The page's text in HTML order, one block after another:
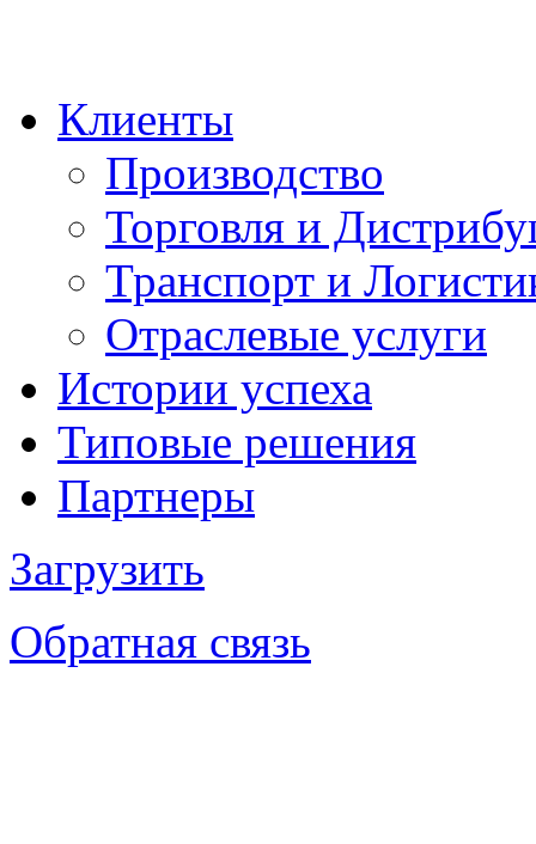
Клиенты
Производство
Торговля и
Транспорт и
Отраслевые услуги
Истории успеха
Типовые решения
Партнеры
Загрузить
Обратная связь